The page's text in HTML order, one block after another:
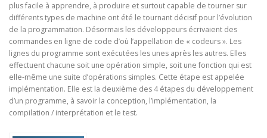
plus facile à apprendre, à produire et surtout capable de tourner sur
différents types de machine ont été le tournant décisif pour l’évolution
de la programmation. Désormais les développeurs écrivaient des
commandes en ligne de code d’où l’appellation de « codeurs ». Les
lignes du programme sont exécutées les unes après les autres. Elles
effectuent chacune soit une opération simple, soit une fonction qui est
elle-même une suite d’opérations simples. Cette étape est appelée
implémentation. Elle est la deuxième des 4 étapes du développement
d’un programme, à savoir la conception, l’implémentation, la
compilation / interprétation et le test.